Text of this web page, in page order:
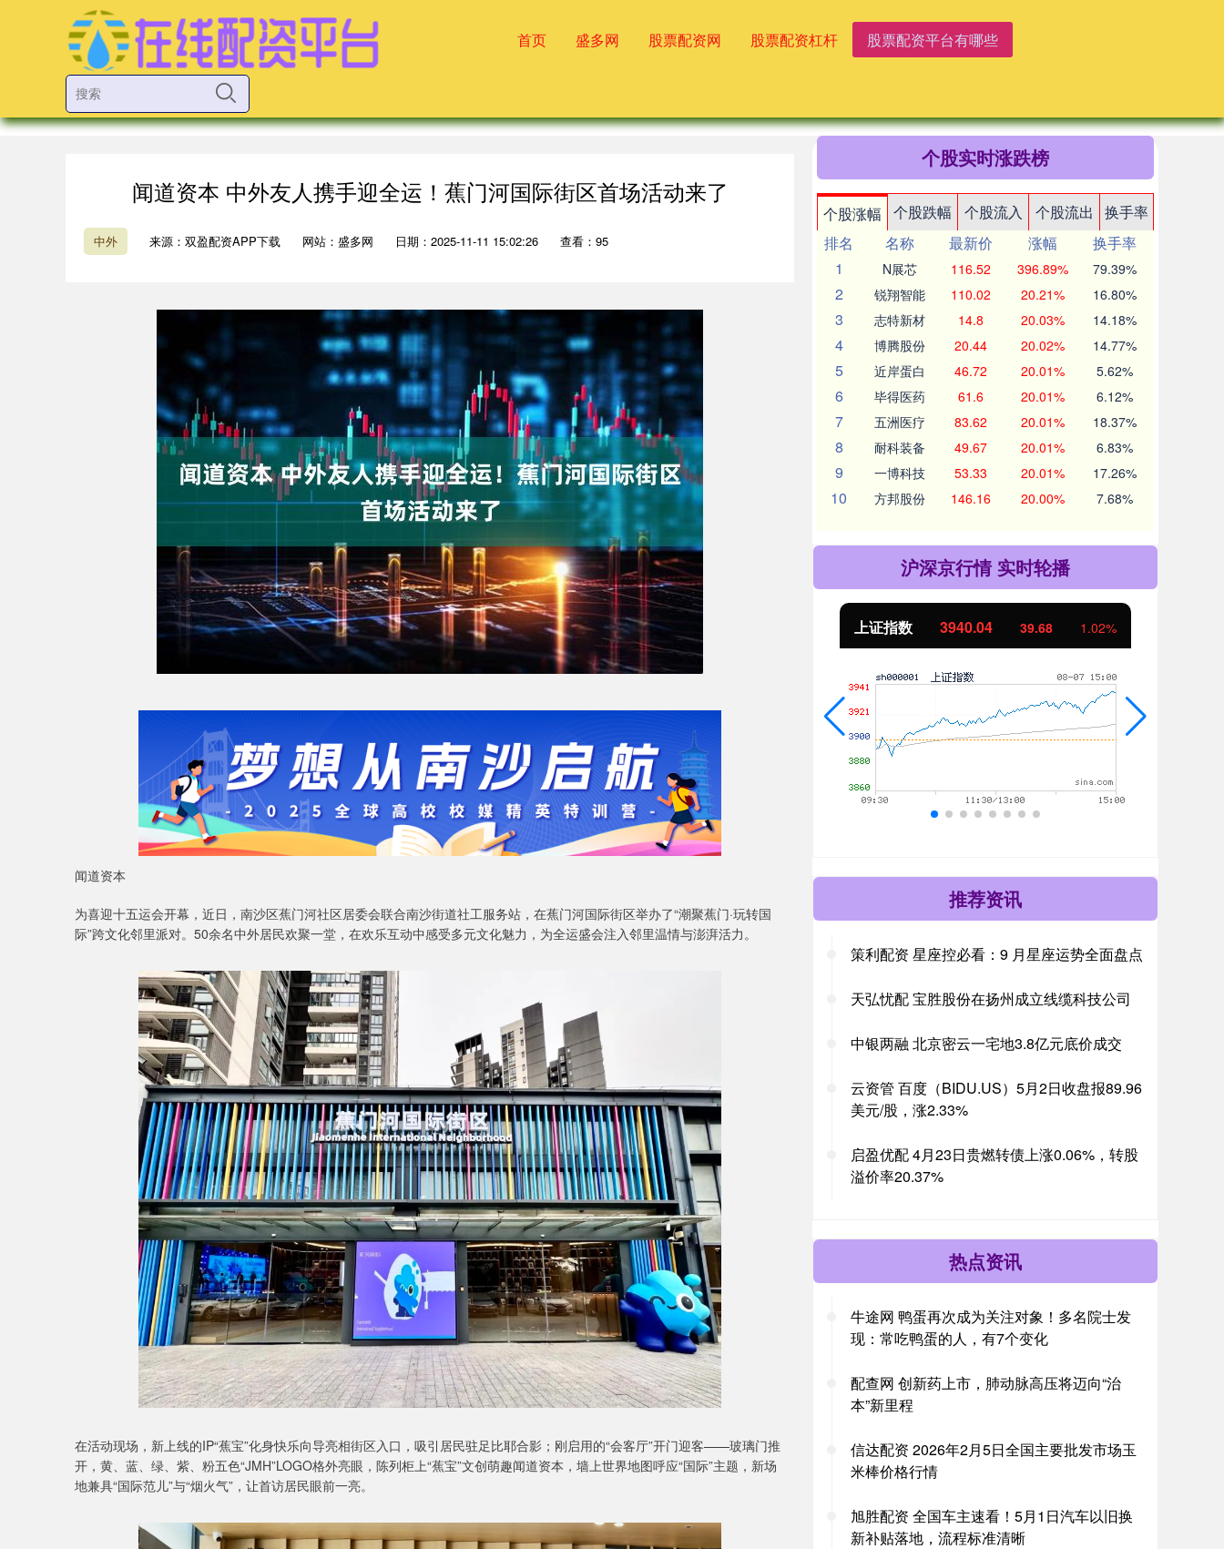
首页 盛多网 股票配资网 股票配资杠杆 股票配资平台有哪些
闻道资本 中外友人携手迎全运！蕉门河国际街区首场活动来了
中外 来源：双盈配资APP下载 网站：盛多网 日期：2025-11-11 15:02:26 查看：95
闻道资本
为喜迎十五运会开幕，近日，南沙区蕉门河社区居委会联合南沙街道社工服务站，在蕉门河国际街区举办了“潮聚蕉门·玩转国
际”跨文化邻里派对。50余名中外居民欢聚一堂，在欢乐互动中感受多元文化魅力，为全运盛会注入邻里温情与澎湃活力。
在活动现场，新上线的IP“蕉宝”化身快乐向导亮相街区入口，吸引居民驻足比耶合影；刚启用的“会客厅”开门迎客——玻璃门推
开，黄、蓝、绿、紫、粉五色“JMH”LOGO格外亮眼，陈列柜上“蕉宝”文创萌趣闻道资本，墙上世界地图呼应“国际”主题，新场
地兼具“国际范儿”与“烟火气”，让首访居民眼前一亮。
个股实时涨跌榜
个股涨幅 个股跌幅 个股流入 个股流出
换手率
排名
名称 最新价 涨幅
换手率
1
N展芯 116.52 396.89% 79.39%
2 锐翔智能 110.02 20.21% 16.80%
3 志特新材 14.8 20.03% 14.18%
4 博腾股份 20.44 20.02% 14.77%
5 近岸蛋白 46.72 20.01% 5.62%
6 毕得医药 61.6 20.01% 6.12%
7 五洲医疗 83.62 20.01% 18.37%
8 耐科装备 49.67 20.01% 6.83%
9 一博科技 53.33 20.01% 17.26%
10 方邦股份 146.16 20.00% 7.68%
沪深京行情 实时轮播
期指IC0 7877.80 164.40 2.13% 上证指数 3940.04 深证成指 14311.01 200.89 1.42%
推荐资讯
策利配资 星座控必看：9 月星座运势全面盘点
天弘忧配 宝胜股份在扬州成立线缆科技公司
中银两融 北京密云一宅地3.8亿元底价成交
云资管 百度（BIDU.US）5月2日收盘报89.96
美元/股，涨2.33%
启盈优配 4月23日贵燃转债上涨0.06%，转股
溢价率20.37%
热点资讯
牛途网 鸭蛋再次成为关注对象！多名院士发
现：常吃鸭蛋的人，有7个变化
配查网 创新药上市，肺动脉高压将迈向“治
本”新里程
信达配资 2026年2月5日全国主要批发市场玉
米棒价格行情
旭胜配资 全国车主速看！5月1日汽车以旧换
新补贴落地，流程标准清晰